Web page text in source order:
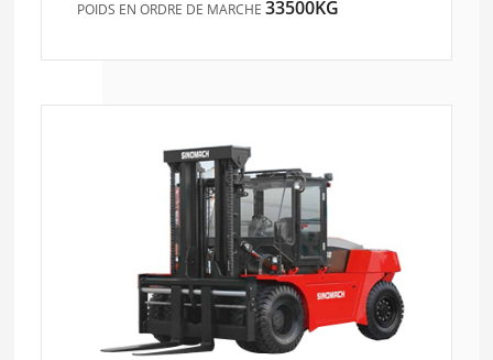
POIDS EN ORDRE DE MARCHE33500KG